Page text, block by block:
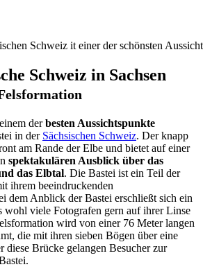
Schweiz it einer der schönsten
Schweiz in Sachsen
derbesten Aussichtspunkte
in der Sächsischen Schweiz. Der knapp
am Rande der Elbe und bietet auf einer
spektakulären Ausblick über das
das Elbtal. Die Bastei ist ein Teil der
ihrem beeindruckenden
dem Anblick der Bastei erschließt sich ein
wohl viele Fotografen gern auf ihrer Linse
wird von einer 76 Meter langen
die mit ihren sieben Bögen über eine
diese Brücke gelangen Besucher zur